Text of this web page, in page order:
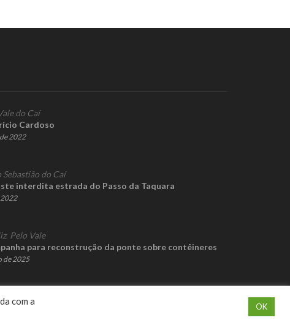
do Caí
Cardoso
2022
Sebastião do Caí
interdita estrada do Passo da Taquara
, Pelo Vale
para reconstrução da ponte sobre contêineres
de 2025
com a
OK